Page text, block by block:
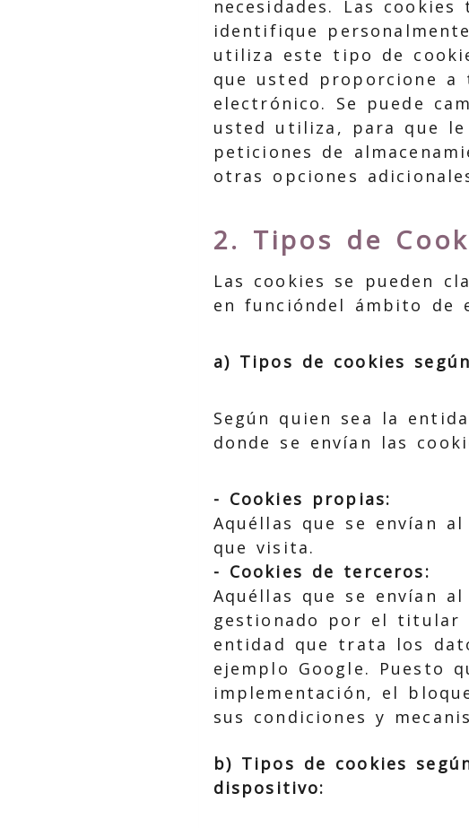
necesidades. Las
identifique
utiliza este tipo de
que usted proporcione
electrónico. Se puede
usted utiliza, para que
peticiones de
otras opciones
2. Tipos de
Las cookies se pueden
en funcióndel ámbito de
a) Tipos de cookies
Según quien sea la
donde se envían las
- Cookies propias:
Aquéllas que se envían
que visita.
- Cookies de terceros:
Aquéllas que se envían
gestionado por el titular
entidad que trata los
ejemplo Google. Puesto
implementación, el
sus condiciones y
b) Tipos de cookies
dispositivo: